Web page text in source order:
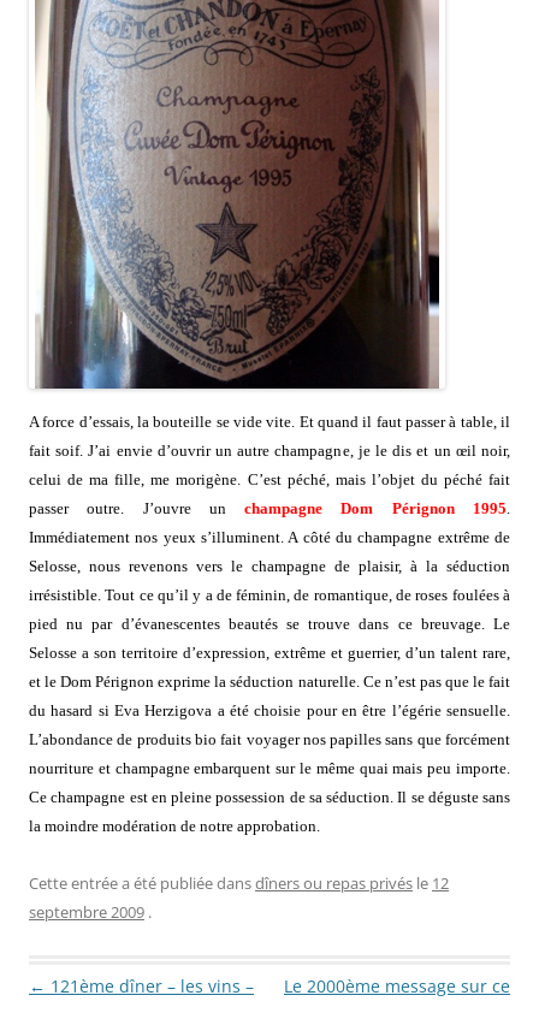
A force d’essais, la bouteille se vide vite. Et quand il faut passer à table, il
fait soif. J’ai envie d’ouvrir un autre champagne, je le dis et un œil noir,
celui de ma fille, me morigène. C’est péché, mais l’objet du péché fait
passer outre. J’ouvre unchampagne Dom Pérignon 1995
Immédiatement nos yeux s’illuminent. A côté du champagne extrême de
Selosse, nous revenons vers le champagne de plaisir, à la séduction
irrésistible. Tout ce qu’il y a de féminin, de romantique, de roses foulées à
pied nu par d’évanescentes beautés se trouve dans ce breuvage. Le
Selosse a son territoire d’expression, extrême et guerrier, d’un talent rare,
et le Dom Pérignon exprime la séduction naturelle. Ce n’est pas que le fait
du hasard si Eva Herzigova a été choisie pour en être l’égérie sensuelle.
L’abondance de produits bio fait voyager nos papilles sans que forcément
nourriture et champagne embarquent sur le même quai mais peu importe.
Ce champagne est en pleine possession de sa séduction. Il se déguste sans
la moindre modération de notre approbation.
Cette entrée a été publiée dansdîners ou repas privés le 12
septembre 2009 .
Navigation des articles
← 121ème dîner – les vins –
Le 2000ème message sur ce